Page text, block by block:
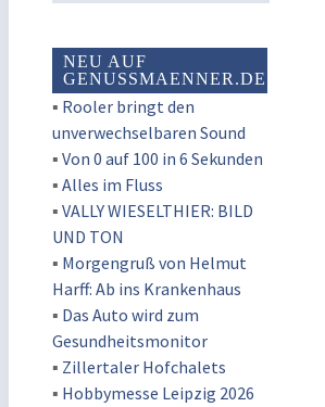
NEU AUF
GENUSSMAENNER.DE
▪ Rooler bringt den
unverwechselbaren Sound
▪ Von 0 auf 100 in 6 Sekunden
▪ Alles im Fluss
▪ VALLY WIESELTHIER: BILD
UND TON
▪ Morgengruß von Helmut
Harff: Ab ins Krankenhaus
▪ Das Auto wird zum
Gesundheitsmonitor
▪ Zillertaler Hofchalets
▪ Hobbymesse Leipzig 2026